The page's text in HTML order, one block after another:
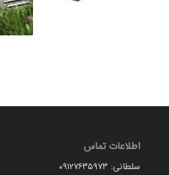
اطلاعات تماس
سلطانی: ۰۹۱۲۷۶۳۵۹۷۳